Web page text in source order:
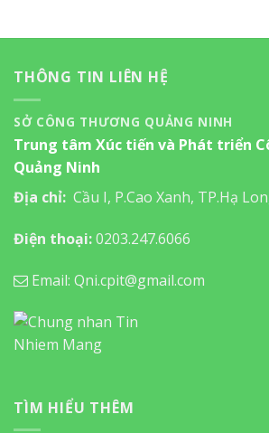
THÔNG TIN LIÊN HỆ
SỞ CÔNG THƯƠNG QUẢNG NINH
Trung tâm Xúc tiến và Phát triển
Quảng Ninh
Địa chỉ: Cầu I, P.Cao Xanh, TP.Hạ
Điện thoại:0203.247.6066
Email: Qni.cpit@gmail.com
TÌM HIỂU THÊM